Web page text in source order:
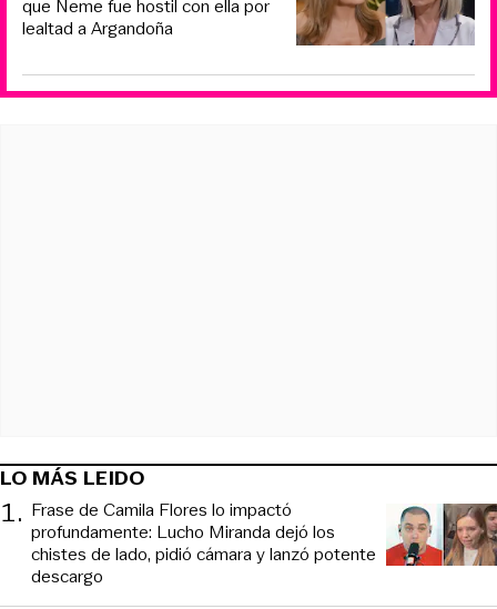
que Neme fue hostil con ella por
lealtad a Argandoña
LO MÁS LEIDO
1. Frase de Camila Flores lo impactó
profundamente: Lucho Miranda dejó los
chistes de lado, pidió cámara y lanzó potente
descargo